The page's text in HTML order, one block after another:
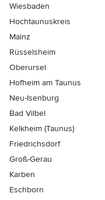
Wiesbaden
Hochtaunuskreis
Mainz
Rüsselsheim
Oberursel
Hofheim am Taunus
Neu-Isenburg
Bad Vilbel
Kelkheim (Taunus)
Friedrichsdorf
Groß-Gerau
Karben
Eschborn